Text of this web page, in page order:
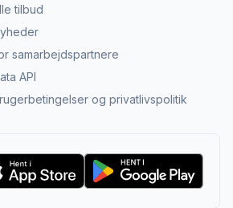
tilbud
samarbejdspartnere
API
og privatlivspolitik